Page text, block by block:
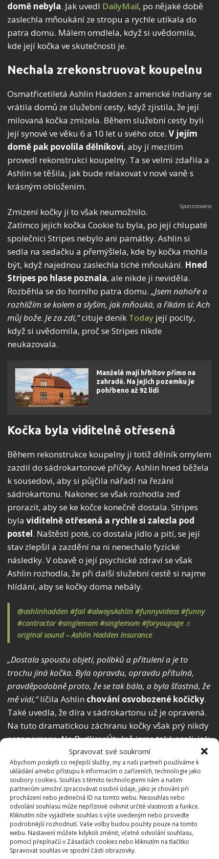
Spravovat své soukromí
Abychom poskytli co nejlepší služby, my a naši partneři používáme k
ukládání a/nebo přístupu k informacím o zařízeních, technologie jako
soubory cookies. Souhlas s těmito technologiemi nám a našim
partnerům umožní zpracovávat osobní údaje, jako je chování při
procházení nebo jedinečná ID na tomto webu. Nesouhlas nebo
odvolání souhlasu může nepříznivě ovlivnit určité vlastnosti a funkce.
Kliknutím níže vyjádřete souhlas s výše uvedeným nebo proveďte
podrobnější rozhodnutí. Vaše volby budou použity pouze na tomto
webu. Nastavení můžete kdykoli změnit, včetně odvolání souhlasu,
pomocí přepínačů v Zásadách cookies nebo kliknutím na tlačítko
Spravovat souhlas ve spodní části obrazovky.
domě nebyla. Jak uvedl DailyMail, po nějaké době
zaslechla mňoukání ze stropu a rychle utíkala do
patra domu. Málem omdlela, když si uvědomila,
kde její kočka ve skutečnosti je.
Nechala zrekonstruovat koupelnu
Osmatřicetiletá Ashlin Hadden z americké Indiany se
vrátila domů ze služební cesty, když zjistila, že její
milovaná kočka zmizela. Během služební cesty byli
její synové ve věku 6 a 10 let u svého otce. V jejím
domě pak povolila dělníkovi, aby jí mezitím
provedl rekonstrukci koupelny. Ta se velmi zdařila a
Ashlin se těšila, jak bude relaxovat v nové vaně s
krásným obložením.
Zmizení kočky jí to však neumožnilo.
Zatímco jejich kočka Cookie tu byla, po její chlupaté
společnici Stripes nebylo ani památky. Ashlin si
sedla na sedačku a přemýšlela, kde by kočka mohla
být, když najednou zaslechla tiché mňoukání. Hned
Stripes po hlase poznala, ale nikde ji neviděla.
Rozběhla se do horního patra domu. „Jsem nahoře a
rozhlížím se kolem a slyším, jak mňouká, a říkám si: Ach
můj bože. Je za zdí,“cituje deník Today její pocity,
když si uvědomila, proč se Stripes nikde
neukazovala.
Manželé mají hřbitov přímo na
zahradě. Na jejich pozemku je
pohřbeno až 92 lidí
Kočka byla viditelně otřesená
Během rekonstrukce koupelny ji totiž dělník omylem
zazdil do sádrokartonové příčky. Ashlin hned běžela
k sousedovi, aby si půjčila nářadí na řezání
sádrokartonu. Nakonec se však rozhodla zeď
prorazit, aby se ke kočce konečně dostala. Stripes
byla viditelně otřesená a rychle si zalezla pod
postel. Naštěstí poté, co dostala jídlo a pití, se její
stav zlepšil a zazdění na ni nenechalo fyzické
následky. V obavě o její psychické zdraví se však
Ashlin rozhodla, že při další služební cestě si najme
hlídání, aby se kočky doma nebály.
@ashlinhadden #fail #alwaysAshlin #funnyvideos #funny
#contractor #singlemom #singlemom #foryoupage ♬
original sound – Ashlin Hadden Insurance
„Dostala spoustu objetí, polibků a přitulení a je to
trochu jiná kočka. Byla opravdu, opravdu přítulná,
pravděpodobně proto, že se tak bála, a byla šťastná, že
mě vidí,“líčila Ashlin chování osvobozené kočičky.
Také uvedla, že díra v sádrokartonu už je opravená.
Na tuto dramatickou záchranu kočky však prý nikdy
nezapomene. Na BydlímeÚtulně jsme také psali, jak
kočka trpí parazitya je třeba ji
odčervit.